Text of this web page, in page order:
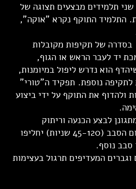
תלמידים מבצעים תצוגה של
התלמיד התוקף נקרא "אוקה",
של תקיפות מקובלות
יד לעבר הראש או הגוף,
הוא נדרש ליפול במיומנות,
לתקיפה נוספת. תפקיד ה"טורי"
ולהדוף את התוקף על ידי ביצוע
לבצע הכנעה וריתוק
לקרקע."אוסאה". עם תום הסבב (45-120 שניות) יחליפו
סבב נוסף.
המעדיפים תרגול בעצימות